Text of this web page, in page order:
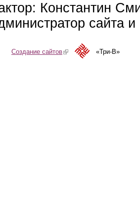
Константин
сайта
Создание сайтов(link is external)«Три-В»